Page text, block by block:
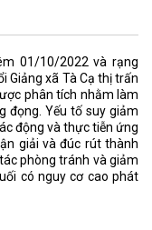
01/10/2022 và rạng
Giảng xã Tà Cạ thị trấn
phân tích nhằm làm
đọng. Yếu tố suy giảm
động và thực tiễn ứng
giải và đúc rút thành
phòng tránh và giảm
có nguy cơ cao phát